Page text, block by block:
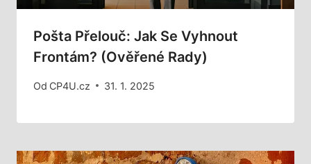
Pošta Přelouč: Jak Se Vyhnout
Frontám? (Ověřené Rady)
Od CP4U.cz 31. 1. 2025